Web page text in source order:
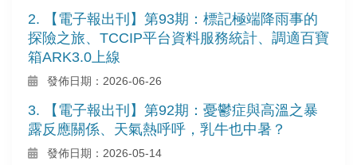
2. 【電子報出刊】第93期：標記極端降雨事的
探險之旅、TCCIP平台資料服務統計、調適百寶
箱ARK3.0上線
發佈日期：2026-06-26
3. 【電子報出刊】第92期：憂鬱症與高溫之暴
露反應關係、天氣熱呼呼，乳牛也中暑？
發佈日期：2026-05-14